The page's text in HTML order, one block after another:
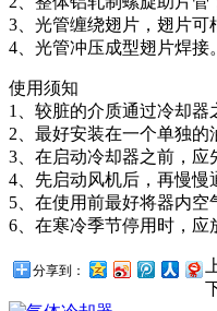
3、光管缠绕翅片，翅片可
4、光管冲压成型翅片焊接。
使用须知
1、较脏的介质通过冷却器
2、最好安装在一个单独的
3、在启动冷却器之前，应
4、先启动风机后，再慢慢
5、在使用前最好将器内空
6、在寒冷季节停用时，应
分享到：